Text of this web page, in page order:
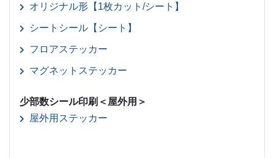
オリジナル形【1枚カット/シート】
シートシール【シート】
フロアステッカー
マグネットステッカー
少部数シール印刷＜屋外用＞
屋外用ステッカー